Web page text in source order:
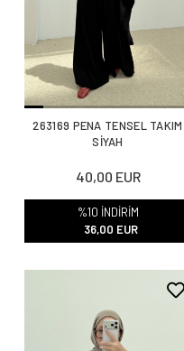
263169 PENA TENSEL TAKIM
40,00 EUR
%10 İNDİRİM
36,00 EUR